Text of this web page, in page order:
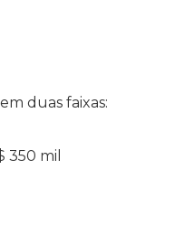
duas faixas:
350 mil